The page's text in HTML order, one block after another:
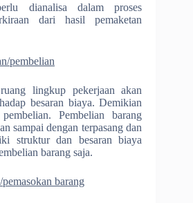
dianalisa dalam proses
dari hasil pemaketan
pembelian
lingkup pekerjaan akan
besaran biaya. Demikian
Pembelian barang
sampai dengan terpasang dan
struktur dan besaran biaya
barang saja.
barang